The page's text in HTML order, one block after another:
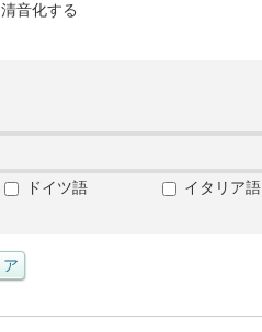
清音化する
ドイツ語 イタリア語